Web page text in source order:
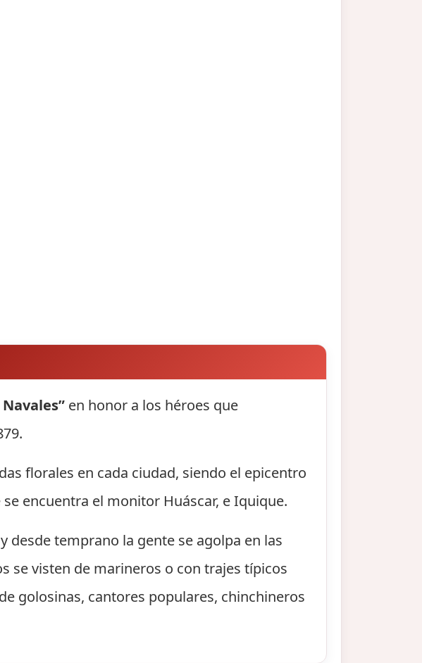
en honor a los héroes que
florales en cada ciudad, siendo el epicentro
encuentra el monitor Huáscar, e Iquique.
desde temprano la gente se agolpa en las
se visten de marineros o con trajes típicos
golosinas, cantores populares, chinchineros